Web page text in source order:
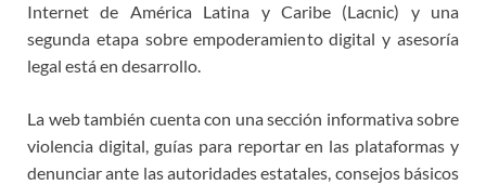
Internet de América Latina y Caribe (Lacnic) y una
segunda etapa sobre empoderamiento digital y asesoría
legal está en desarrollo.
La web también cuenta con una sección informativa sobre
violencia digital, guías para reportar en las plataformas y
denunciar ante las autoridades estatales, consejos básicos